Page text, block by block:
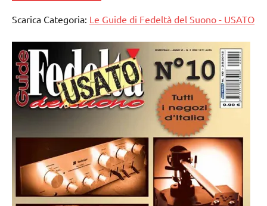
Scarica Categoria: Le Guide di Fedeltà del Suono - USATO